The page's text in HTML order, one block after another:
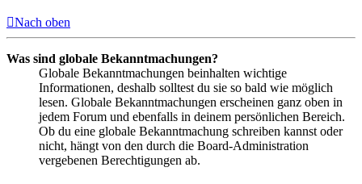
Nach oben
Was sind globale Bekanntmachungen?
Globale Bekanntmachungen beinhalten wichtige
Informationen, deshalb solltest du sie so bald wie möglich
lesen. Globale Bekanntmachungen erscheinen ganz oben in
jedem Forum und ebenfalls in deinem persönlichen Bereich.
Ob du eine globale Bekanntmachung schreiben kannst oder
nicht, hängt von den durch die Board-Administration
vergebenen Berechtigungen ab.